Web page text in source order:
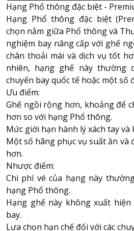
Hạng Phổ thông đặc biệt -
Hạng Phổ thông đặc biệt
chọn nằm giữa Phổ thông và
nghiệm bay nâng cấp với ghế
chân thoải mái và dịch vụ tốt
nhiên, hạng ghế này thường
chuyến bay quốc tế hoặc một số
Ưu điểm:
Ghế ngồi rộng hơn, khoảng để
hơn so với hạng Phổ thông.
Mức giới hạn hành lý xách tay và
Một số hãng phục vụ suất ăn và
hơn.
Nhược điểm:
Chi phí vé của hạng này
hạng Phổ thông.
Hạng ghế này không xuất
bay.
Lựa chọn hạn chế đối với các